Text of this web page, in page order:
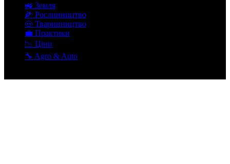
🚜 Земля
🌽 Рослинництво
🐽 Тваринництво
💼 Практики
📉 Ціни
🔧 Agro & Auto